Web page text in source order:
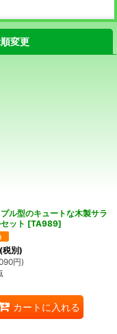
変更
ル型のキュートな木製サラ
ット [TA989]
(税別)
円)
カートに入れる